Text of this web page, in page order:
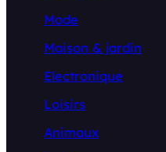
Mode
Maison & jardin
Electronique
Loisirs
Animaux